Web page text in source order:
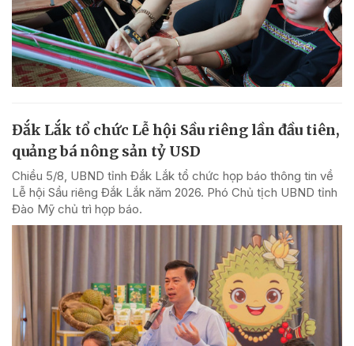
Đắk Lắk tổ chức Lễ hội Sầu riêng lần đầu tiên,
quảng bá nông sản tỷ USD
Chiều 5/8, UBND tỉnh Đắk Lắk tổ chức họp báo thông tin về
Lễ hội Sầu riêng Đắk Lắk năm 2026. Phó Chủ tịch UBND tỉnh
Đào Mỹ chủ trì họp báo.